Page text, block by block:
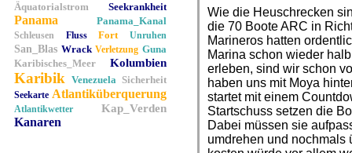
Äquatorialstrom
Seekrankheit
Panama Panama_Kanal
Schleusen Fluss Fort Unruhen
San_Blas Wrack Verletzung Guna
Karibisches_Meer
Kolumbien
Karibik Venezuela Sicherheit
Seekarte Atlantiküberquerung
Atlantikwetter Kap_Verden
Kanaren
Wie die Heuschrecken
die 70 Boote ARC in
Marineros hatten
Marina schon wieder
erleben, sind wir schon
haben uns mit Moya
startet mit einem
Startschuss setzen die
Dabei müssen sie
umdrehen und nochmals